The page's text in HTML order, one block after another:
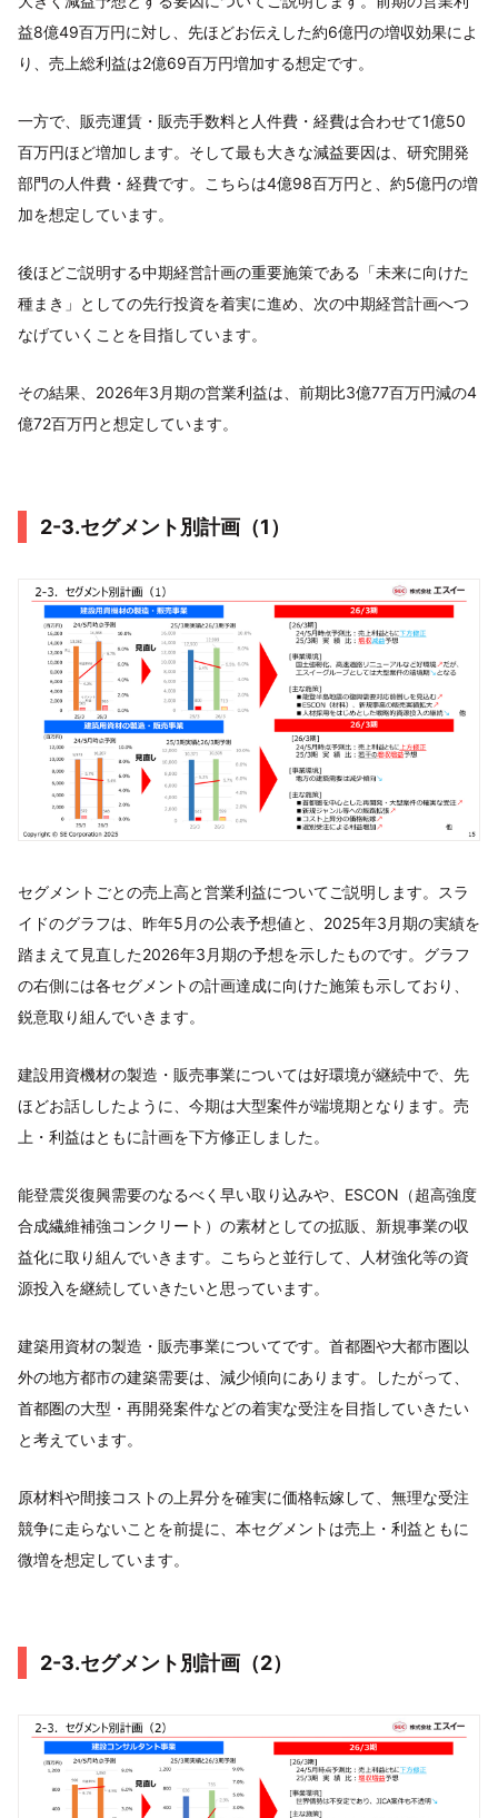
益8億49百万円に対し、先ほどお伝えした約6億円の増収効果によ
り、売上総利益は2億69百万円増加する想定です。
一方で、販売運賃・販売手数料と人件費・経費は合わせて1億50
百万円ほど増加します。そして最も大きな減益要因は、研究開発
部門の人件費・経費です。こちらは4億98百万円と、約5億円の増
加を想定しています。
後ほどご説明する中期経営計画の重要施策である「未来に向けた
種まき」としての先行投資を着実に進め、次の中期経営計画へつ
なげていくことを目指しています。
その結果、2026年3月期の営業利益は、前期比3億77百万円減の4
億72百万円と想定しています。
2-3.セグメント別計画（1）
セグメントごとの売上高と営業利益についてご説明します。スラ
イドのグラフは、昨年5月の公表予想値と、2025年3月期の実績を
踏まえて見直した2026年3月期の予想を示したものです。グラフ
の右側には各セグメントの計画達成に向けた施策も示しており、
鋭意取り組んでいきます。
建設用資機材の製造・販売事業については好環境が継続中で、先
ほどお話ししたように、今期は大型案件が端境期となります。売
上・利益はともに計画を下方修正しました。
能登震災復興需要のなるべく早い取り込みや、ESCON（超高強度
合成繊維補強コンクリート）の素材としての拡販、新規事業の収
益化に取り組んでいきます。こちらと並行して、人材強化等の資
源投入を継続していきたいと思っています。
建築用資材の製造・販売事業についてです。首都圏や大都市圏以
外の地方都市の建築需要は、減少傾向にあります。したがって、
首都圏の大型・再開発案件などの着実な受注を目指していきたい
と考えています。
原材料や間接コストの上昇分を確実に価格転嫁して、無理な受注
競争に走らないことを前提に、本セグメントは売上・利益ともに
微増を想定しています。
2-3.セグメント別計画（2）